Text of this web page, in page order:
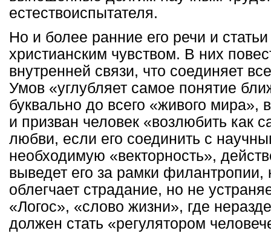
естествоиспытателя.
Но и более ранние его речи и
христианским чувством. В них
внутренней связи, что соединяет
Умов «углубляет самое понятие
буквально до всего «живого мира»,
и призван человек «возлюбить как
любви, если его соединить с
необходимую «векторность»,
выведет его за рамки филантропии,
облегчает страдание, но не
«Логос», «слово жизни», где
должен стать «регулятором